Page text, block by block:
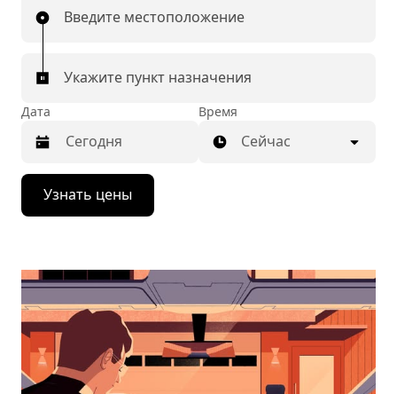
Введите местоположение
Укажите пункт назначения
Дата
Нажмите
стрелку
вниз,
календарю
выбрать
дату.
Чтобы
закрыть
календарь,
Время
Сейчас
Узнать цены